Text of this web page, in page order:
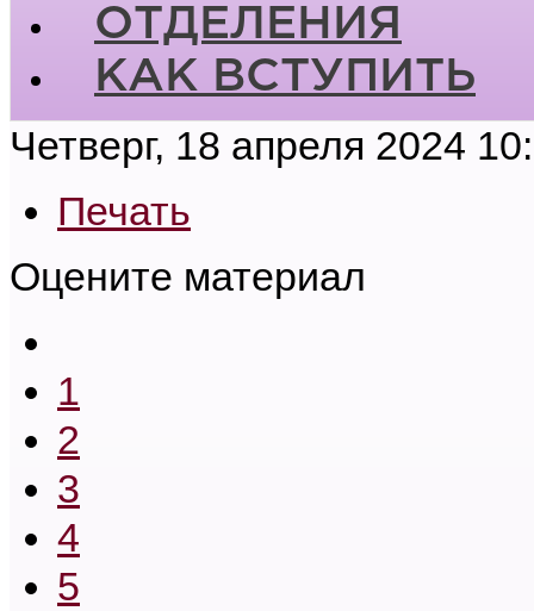
ОТДЕЛЕНИЯ
КАК ВСТУПИТЬ
Четверг, 18 апреля 2024
Печать
Оцените материал
1
2
3
4
5